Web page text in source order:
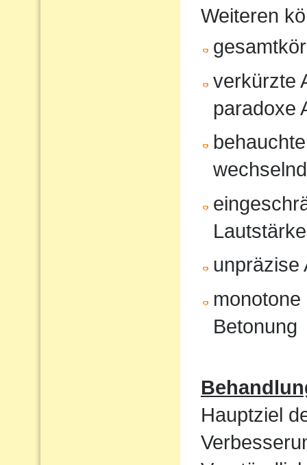
Weiteren
verkürzte
paradoxe
unpräzise
Betonung
Hauptziel